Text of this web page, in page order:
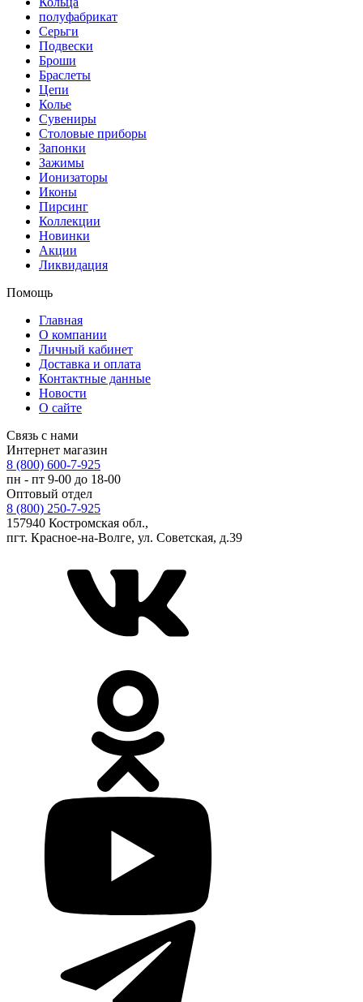
полуфабрикат
Серьги
Подвески
Броши
Браслеты
Цепи
Колье
Сувениры
Столовые приборы
Запонки
Зажимы
Ионизаторы
Иконы
Пирсинг
Коллекции
Новинки
Акции
Ликвидация
Помощь
Главная
О компании
Личный кабинет
Доставка и оплата
Контактные данные
Новости
О сайте
Связь с нами
Интернет магазин
8 (800) 600-7-925
пн - пт 9-00 до 18-00
Оптовый отдел
8 (800) 250-7-925
157940 Костромская обл.,
пгт. Красное-на-Волге, ул. Советская, д.39